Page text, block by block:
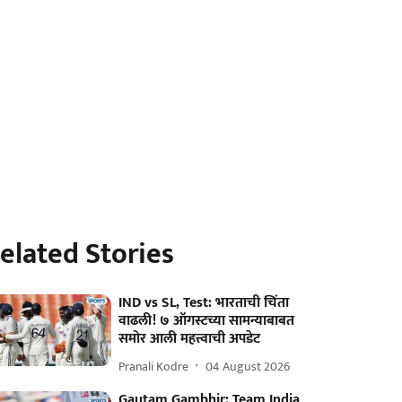
Stories
IND vs SL, Test: भारताची चिंता
वाढली! ७ ऑगस्टच्या सामन्याबाबत
समोर आली महत्त्वाची अपडेट
Pranali Kodre 04 August 2026